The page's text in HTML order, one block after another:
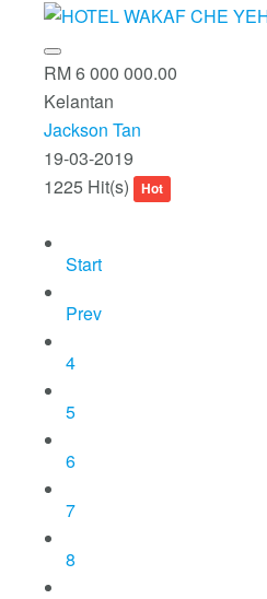
RM 6 000 000.00
Kelantan
Jackson Tan
19-03-2019
1225 Hit(s)
Hot
Start
Prev
4
5
6
7
8